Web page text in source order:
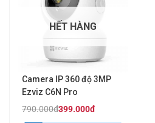
HẾT HÀNG
Camera IP 360 độ 3MP
Ezviz C6N Pro
790.000đ399.000đ